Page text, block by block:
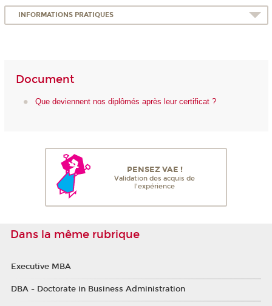
INFORMATIONS PRATIQUES
Document
Que deviennent nos diplômés après leur certificat ?
PENSEZ VAE !
Validation des acquis de
l'expérience
Dans la même rubrique
Executive MBA
DBA - Doctorate in Business Administration